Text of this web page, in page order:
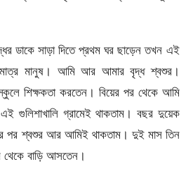
ডাকে সাড়া দিতে প্রথম ঘর ছাড়েন তখন এই
মাত্র মানুষ। আমি আর আমার বৃদ্ধ শ্বশুর।
শিক্ষকতা করতেন। বিয়ের পর থেকে আমি
গুলিশাখালি গ্রামেই থাকতাম। বছর দুয়েক
পর শ্বশুর আর আমিই থাকতাম। দুই মাস তিন
থেকে বাড়ি আসতেন।